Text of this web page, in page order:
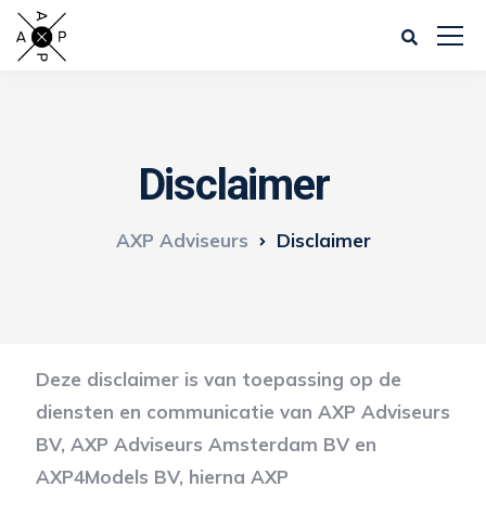
Disclaimer
AXP Adviseurs Disclaimer
Deze disclaimer is van toepassing op de
diensten en communicatie van AXP Adviseurs
BV, AXP Adviseurs Amsterdam BV en
AXP4Models BV, hierna AXP